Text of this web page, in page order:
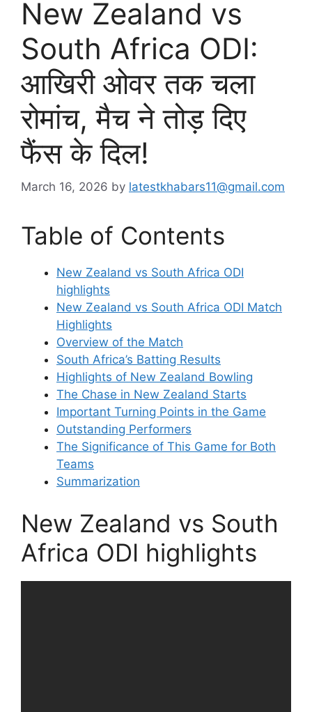
New Zealand vs
South Africa ODI:
आखिरी ओवर तक चला
रोमांच, मैच ने तोड़ दिए
फैंस के दिल!
March 16, 2026 by latestkhabars11@gmail.com
Table of Contents
New Zealand vs South Africa ODI
highlights
New Zealand vs South Africa ODI Match
Highlights
Overview of the Match
South Africa’s Batting Results
Highlights of New Zealand Bowling
The Chase in New Zealand Starts
Important Turning Points in the Game
Outstanding Performers
The Significance of This Game for Both
Teams
Summarization
New Zealand vs South
Africa ODI highlights